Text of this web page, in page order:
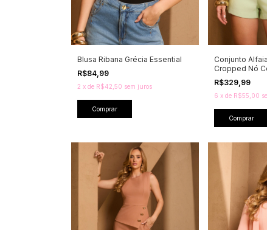
Blusa Ribana Grécia Essential
R$84,99
2 x de R$42,50 sem juros
Comprar
Conjunto
Cropped Nó
R$329,99
6 x de R$55,00
Comprar